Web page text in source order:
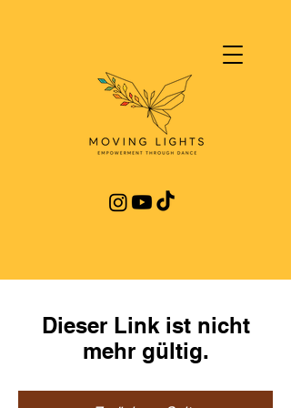
Dieser Link ist nicht
mehr gültig.